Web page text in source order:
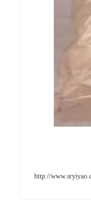
http://